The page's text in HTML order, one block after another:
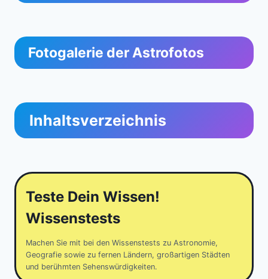
Fotogalerie der Astrofotos
Inhaltsverzeichnis
Teste Dein Wissen!
Wissenstests
Machen Sie mit bei den Wissenstests zu Astronomie,
Geografie sowie zu fernen Ländern, großartigen Städten
und berühmten Sehenswürdigkeiten.